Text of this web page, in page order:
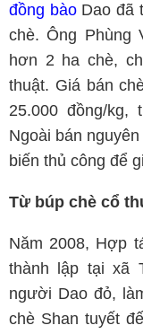
đồng bàoDao đã
chè. Ông Phùng
hơn 2 ha chè,
thuật. Giá bán
25.000 đồng/kg,
Ngoài bán
biến thủ công để
Từ búp chè cổ
Năm 2008, Hợp
thành lập tại xã
người Dao đỏ,
chè Shan tuyết